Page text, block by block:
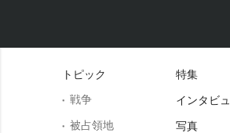
トピック
戦争
被占領地
特集
インタビ
写真